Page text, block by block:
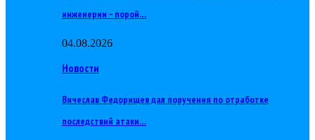
инженерии – порой…
04.08.2026
Новости
Вячеслав Федорищев дал поручения по отработке
последствий атаки…